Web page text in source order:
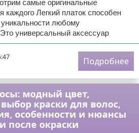
самые оригинальные
каждого Легкий платок способен
уникальности любому
универсальный аксессуар
Подробнее
модный цвет,
краски для волос,
особенности и нюансы
после окраски